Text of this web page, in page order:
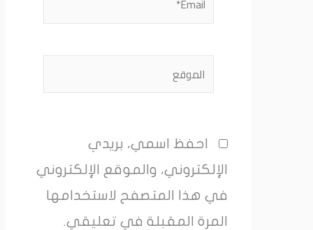
الموقع
احفظ اسمي، بريدي
الإلكتروني، والموقع الإلكتروني
في هذا المتصفح لاستخدامها
المرة المقبلة في تعليقي.